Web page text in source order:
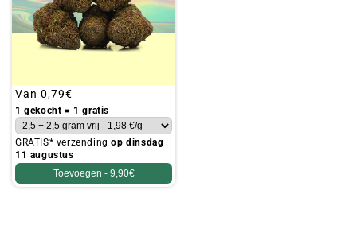
Gebruikelijke
prijs
Van 0,79€
1 gekocht = 1 gratis
GRATIS* verzendingop dinsdag
11 augustus
Toevoegen - 9,90€